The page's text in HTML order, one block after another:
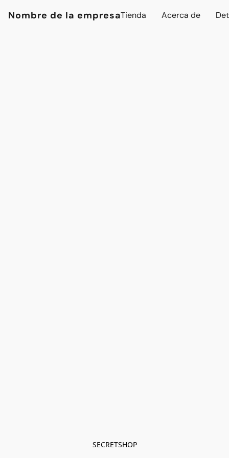
Nombre de la empresaTienda Acerca de
SECRETSHOP